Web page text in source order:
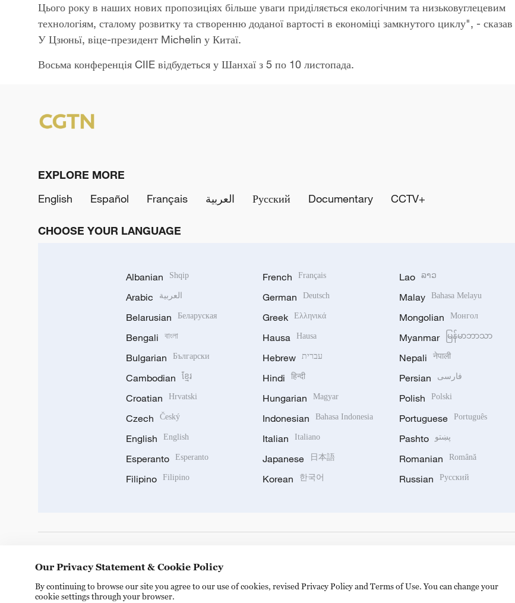
Цього року в наших нових пропозиціях більше уваги приділяється екологічним та низьковуглецевим
технологіям, сталому розвитку та створенню доданої вартості в економіці замкнутого циклу", - сказав
У Цзюньї, віце-президент Michelin у Китаї.
Восьма конференція CIIE відбудеться у Шанхаї з 5 по 10 листопада.
EXPLORE MORE
English
Español Français العربية Русский Documentary CCTV+
CHOOSE YOUR LANGUAGE
Albanian Shqip
Arabic العربية
Belarusian Беларуская
Bengali বাংলা
Bulgarian Български
Cambodian ខ្មែរ
Croatian Hrvatski
Czech Český
English English
Esperanto Esperanto
Filipino Filipino
French Français
German Deutsch
Greek Ελληνικά
Hausa Hausa
Hebrew עברית
Hindi हिन्दी
Hungarian Magyar
Indonesian Bahasa Indonesia
Italian Italiano
Japanese 日本語
Korean 한국어
Lao ລາວ
Malay Bahasa Melayu
Mongolian Монгол
Myanmar မြန်မာဘာသာ
Nepali नेपाली
Persian فارسی
Polish Polski
Portuguese Português
Pashto پښتو
Romanian Română
Russian Русский
Our Privacy Statement & Cookie Policy
By continuing to browse our site you agree to our use of cookies, revised Privacy Policy and Terms of Use. You can change your
cookie settings through your browser.